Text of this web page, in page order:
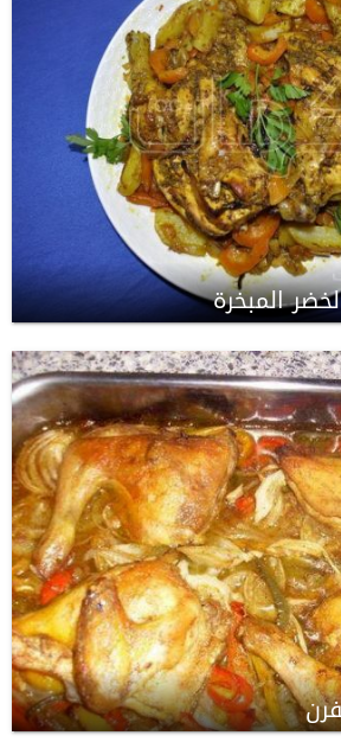
المبخرة